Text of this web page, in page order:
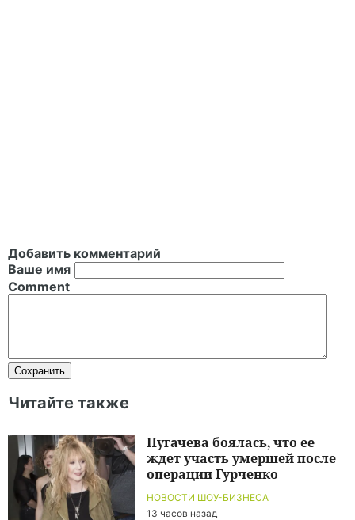
Добавить комментарий
Ваше имя
Comment
Читайте также
НОВОСТИ ШОУ-БИЗНЕСА
13 часов назад
Пугачева боялась, что ее
ждет участь умершей после
операции Гурченко